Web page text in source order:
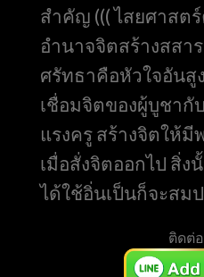
สำคัญ ((( ไสยศาสต
อำนาจจิตสร้างสสา
ศรัทธาคือหัวใจอันสู
เชื่อมจิตของผู้บูชา
แรงครู สร้างจิตให้มี
เมื่อสั่งจิตออกไป สิ่ง
ได้ใช้อิ่นเป็นก็จะสม
ติดต่